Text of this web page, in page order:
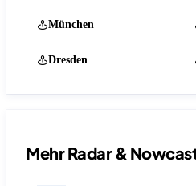
München
Dresden
Mehr Radar &